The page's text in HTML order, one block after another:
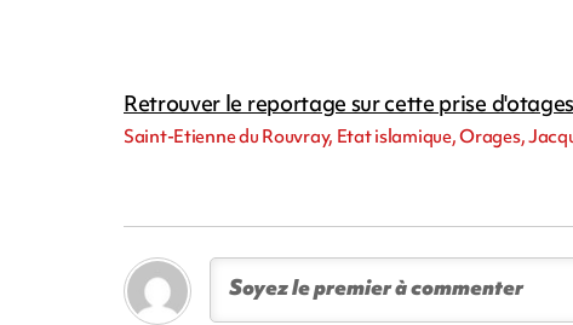
Retrouver le reportage sur cette prise
Saint-Etienne du Rouvray, Etat islamique, Orages,